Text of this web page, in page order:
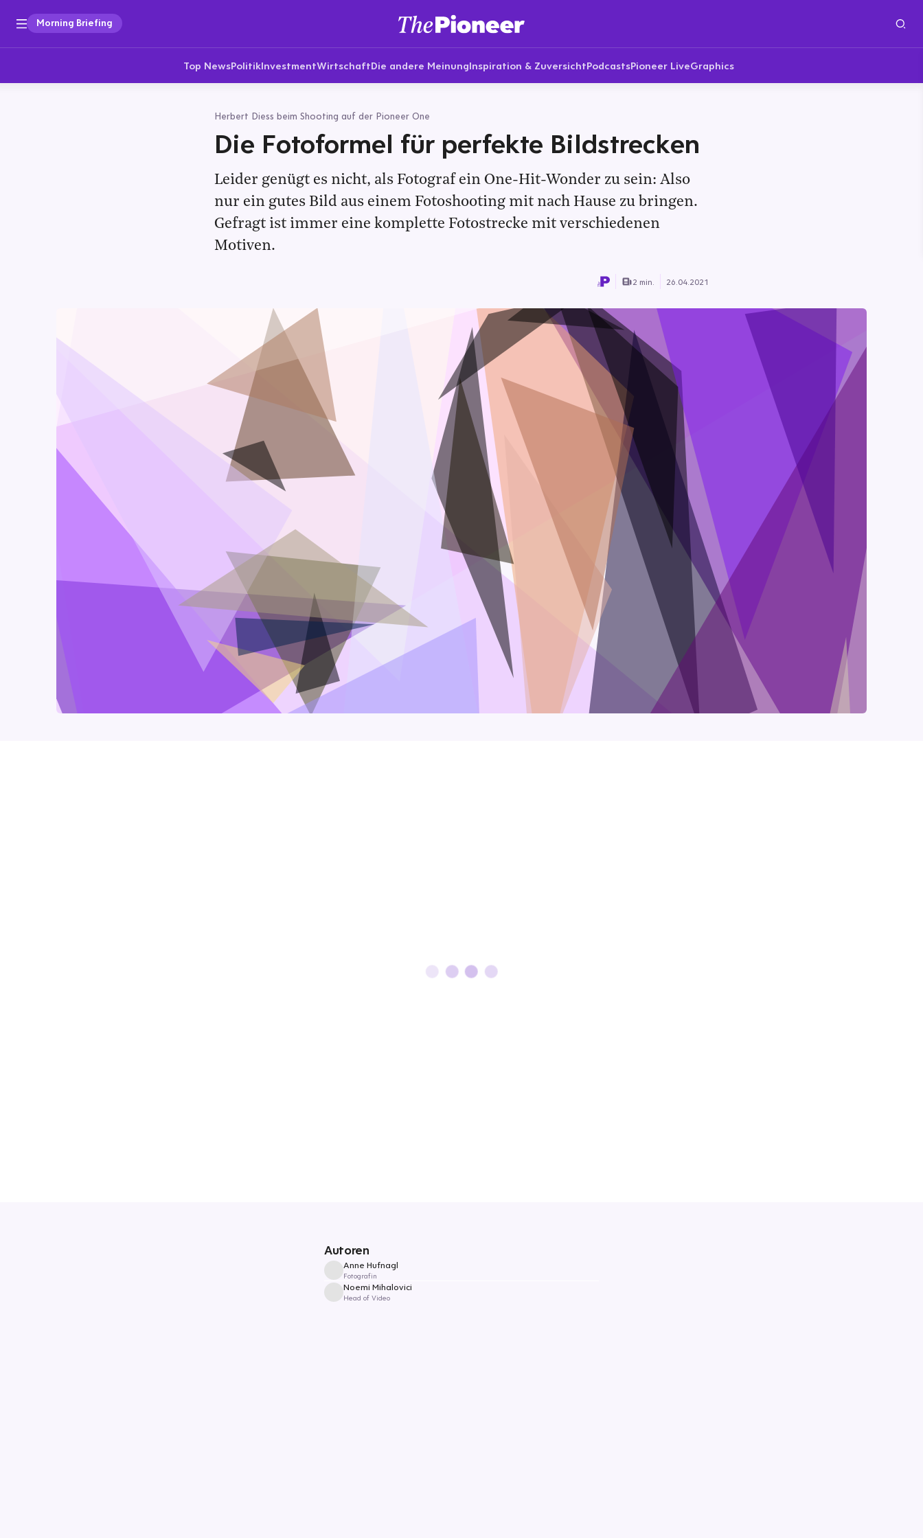
Morning Briefing
Top NewsPolitikInvestmentWirtschaftDie andere MeinungInspiration & ZuversichtPodcastsPioneer LiveGraphics
Herbert Diess beim Shooting auf der Pioneer One
Die Fotoformel für perfekte Bildstrecken
Leider genügt es nicht, als Fotograf ein One-Hit-Wonder zu sein: Also
nur ein gutes Bild aus einem Fotoshooting mit nach Hause zu bringen.
Gefragt ist immer eine komplette Fotostrecke mit verschiedenen
Motiven.
2 min. 26.04.2021
Autoren
Anne Hufnagl
Fotografin
Noemi Mihalovici
Head of Video